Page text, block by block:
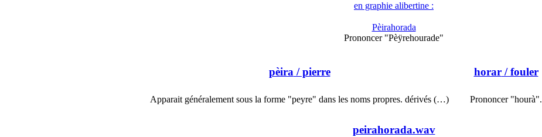
en graphie alibertine :
Pèirahorada
Prononcer "Pèÿrehourade"
pèira / pierre
Apparait généralement sous la forme "peyre" dans les noms propres. dérivés (…)
horar/ fouler
Prononcer "hourà".
peirahorada.wav